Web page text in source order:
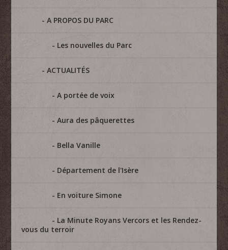
A PROPOS DU PARC
Les nouvelles du Parc
ACTUALITÉS
A portée de voix
Aura des pâquerettes
Bella Vanille
Département de l'Isère
En voiture Simone
La Minute Royans Vercors et les Rendez-
vous du terroir